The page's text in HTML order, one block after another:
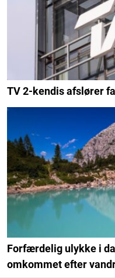
TV 2-kendis afslører
Forfærdelig ulykke i
omkommet efter